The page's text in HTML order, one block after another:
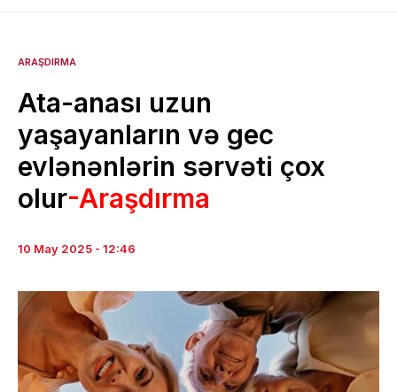
ARAŞDIRMA
Ata-anası uzun
yaşayanların və gec
evlənənlərin sərvəti çox
olur-Araşdırma
10 May 2025 - 12:46